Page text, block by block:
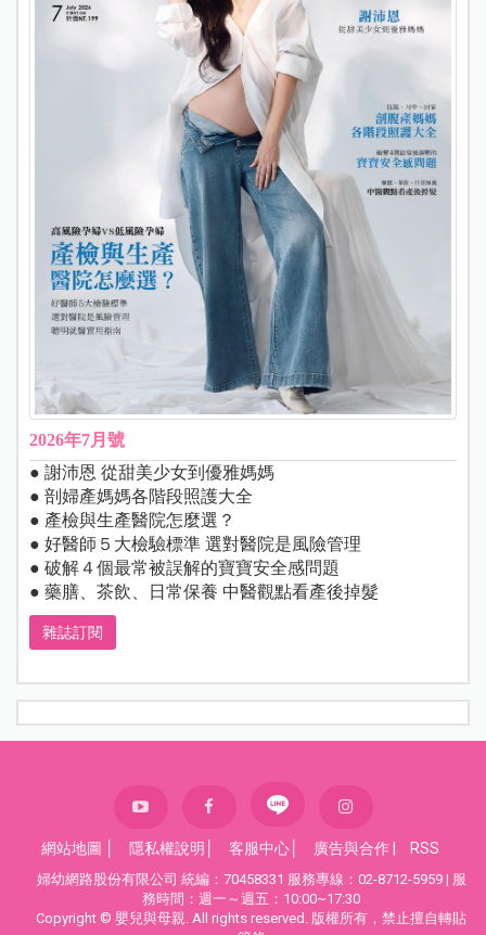
2026年7月號
● 謝沛恩 從甜美少女到優雅媽媽
● 剖婦產媽媽各階段照護大全
● 產檢與生產醫院怎麼選？
● 好醫師５大檢驗標準 選對醫院是風險管理
● 破解４個最常被誤解的寶寶安全感問題
● 藥膳、茶飲、日常保養 中醫觀點看產後掉髮
雜誌訂閱
網站地圖 隱私權說明 客服中心 廣告與合作 RSS
婦幼網路股份有限公司 統編：70458331 服務專線：02-8712-5959 | 服
務時間：週一～週五：10:00~17:30
Copyright © 嬰兒與母親. All rights reserved. 版權所有，禁止擅自轉貼